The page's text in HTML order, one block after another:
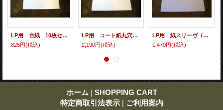
LP用 台紙 10枚セット
825円(税込)
LP用 コート紙丸穴ジャケ 10枚セット
2,190円(税込)
LP用 紙スリーヴ（レギュラー 四角の角） 10枚セット
1,470円(税込)
ホーム | SHOPPING CART
特定商取引法表示 | ご利用案内